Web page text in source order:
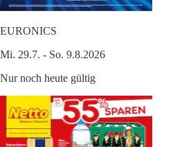
EURONICS
Mi. 29.7. - So. 9.8.2026
Nur noch heute gültig